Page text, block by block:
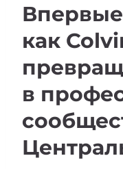
Впервые
как
в